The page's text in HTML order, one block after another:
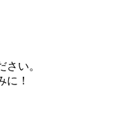
い。
に！